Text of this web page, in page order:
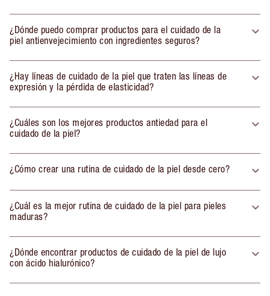
¿Dónde puedo comprar productos para el cuidado de la
piel antienvejecimiento con ingredientes seguros?
¿Hay líneas de cuidado de la piel que traten las líneas de
expresión y la pérdida de elasticidad?
¿Cuáles son los mejores productos antiedad para el
cuidado de la piel?
¿Cómo crear una rutina de cuidado de la piel desde cero?
¿Cuál es la mejor rutina de cuidado de la piel para pieles
maduras?
¿Dónde encontrar productos de cuidado de la piel de lujo
con ácido hialurónico?